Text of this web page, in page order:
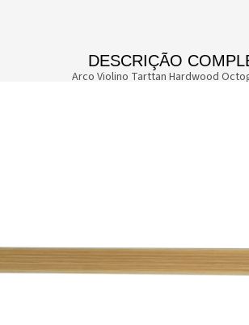
DESCRIÇÃO
Arco Violino Tarttan Hardwood